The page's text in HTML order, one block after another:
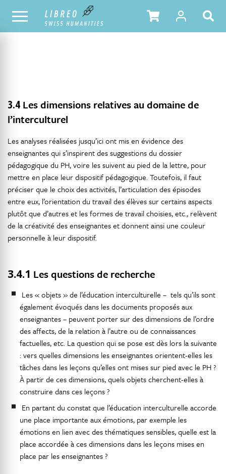
NOTRE CATALOGUE TABLE DES MATIÈRES
3.4 Les dimensions relatives au domaine de
l’interculturel
Les analyses réalisées jusqu’ici ont mis en évidence des
enseignantes qui s’inspirent des suggestions du dossier
pédagogique du PH, voire les suivent au pied de la lettre, pour
mettre en place leur dispositif pédagogique. Toutefois, il faut
préciser que le choix des activités, l’articulation des épisodes
entre eux, l’orientation du travail des élèves sur certains aspects
plutôt que d’autres et les formes de travail choisies, etc., relèvent
de la créativité des enseignantes et donnent ainsi une couleur
personnelle à leur dispositif.
3.4.1 Les questions de recherche
Les « objets » de l’éducation interculturelle – tels qu’ils sont
également évoqués dans les documents proposés aux
enseignantes – peuvent porter sur des dimensions de l’ordre
des affects, de la relation à l’autre ou de connaissances
factuelles, etc. La question qui se pose est dès lors la suivante
: vers quelles dimensions les enseignantes orientent-elles les
tâches dans les leçons qu’elles ont mises sur pied avec le PH ?
À partir de ces dimensions, quels objets cherchent-elles à
construire dans ces leçons ?
En partant du constat que l’éducation interculturelle accorde
une place importante aux émotions, par exemple les
émotions en lien avec des thématiques sensibles, quelle est la
place accordée à ces dimensions dans les leçons mises en
place par les enseignantes ?